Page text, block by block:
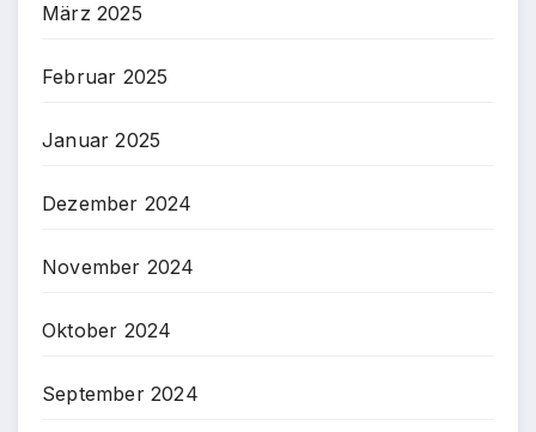
März 2025
Februar 2025
Januar 2025
Dezember 2024
November 2024
Oktober 2024
September 2024